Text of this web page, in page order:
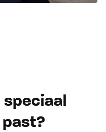
speciaal
past?